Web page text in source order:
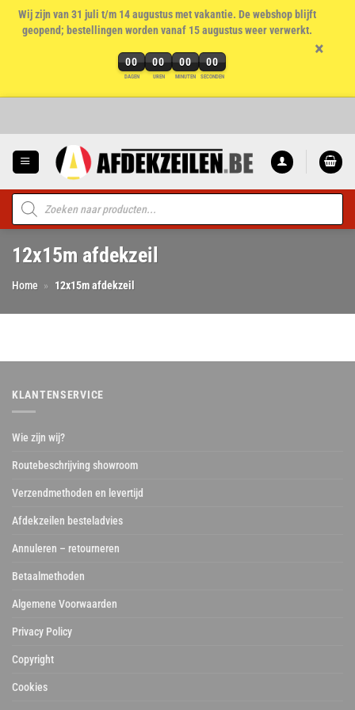
Wij zijn van 31 juli t/m 14 augustus met vakantie. De webshop blijft
geopend; bestellingen worden vanaf 15 augustus weer verwerkt.
00
DAGEN
00
UREN
00
MINUTEN
00
SECONDEN
×
Producten
zoeken
12x15m afdekzeil
Home » 12x15m afdekzeil
KLANTENSERVICE
Wie zijn wij?
Routebeschrijving showroom
Verzendmethoden en levertijd
Afdekzeilen besteladvies
Annuleren – retourneren
Betaalmethoden
Algemene Voorwaarden
Privacy Policy
Copyright
Cookies